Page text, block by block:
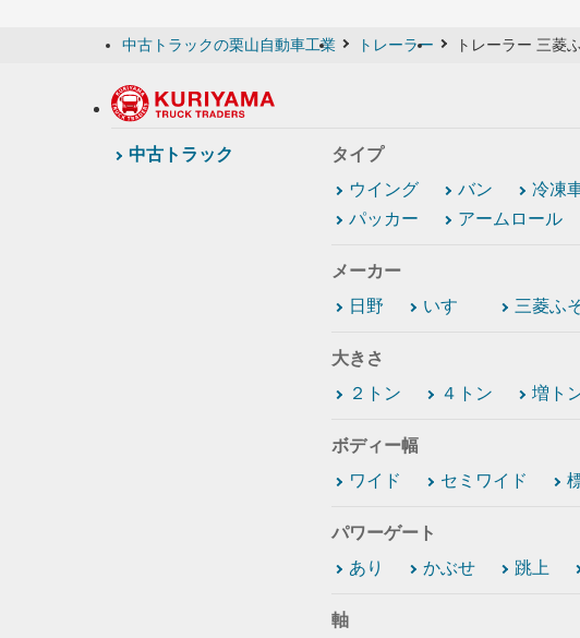
中古トラックの栗山自動車工業 トレーラー トレーラー 三菱
中古トラック
タイプ
ウイング
バン 冷凍
パッカー
アームロール
メーカー
日野
いすゞ 三菱ふ
大きさ
２トン
４トン 増ト
ボディー幅
ワイド
セミワイド
パワーゲート
あり
かぶせ 跳上
軸